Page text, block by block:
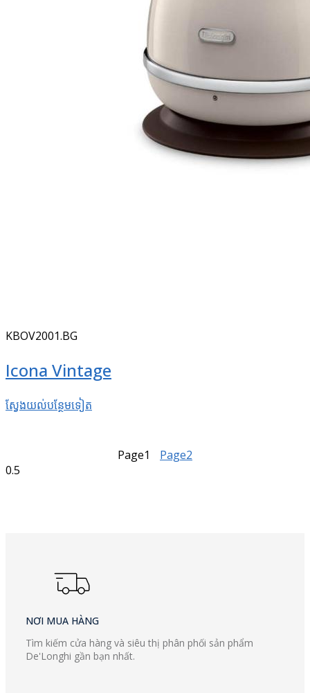
KBOV2001.BG
Icona Vintage
ស្វែងយល់​បន្ថែម​ទៀត
Page1 Page2
NƠI MUA HÀNG
Tìm kiếm cửa hàng và siêu thị phân phối sản phẩm
De'Longhi gần bạn nhất.